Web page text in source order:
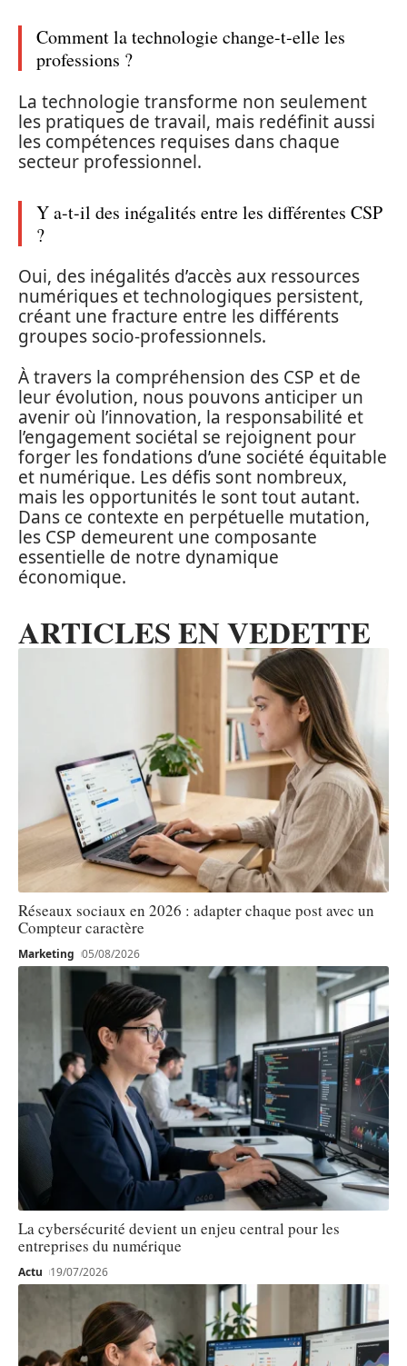
Comment la technologie change-t-elle les
professions ?
La technologie transforme non seulement
les pratiques de travail, mais redéfinit aussi
les compétences requises dans chaque
secteur professionnel.
Y a-t-il des inégalités entre les différentes CSP
?
Oui, des inégalités d’accès aux ressources
numériques et technologiques persistent,
créant une fracture entre les différents
groupes socio-professionnels.
À travers la compréhension des CSP et de
leur évolution, nous pouvons anticiper un
avenir où l’innovation, la responsabilité et
l’engagement sociétal se rejoignent pour
forger les fondations d’une société équitable
et numérique. Les défis sont nombreux,
mais les opportunités le sont tout autant.
Dans ce contexte en perpétuelle mutation,
les CSP demeurent une composante
essentielle de notre dynamique
économique.
ARTICLES EN VEDETTE
Réseaux sociaux en 2026 : adapter chaque post avec un
Compteur caractère
Marketing 05/08/2026
La cybersécurité devient un enjeu central pour les
entreprises du numérique
Actu 19/07/2026